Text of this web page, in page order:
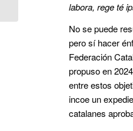
labora, rege té
No se puede
pero sí hacer
Federación
propuso en
entre estos
incoe un
catalanes